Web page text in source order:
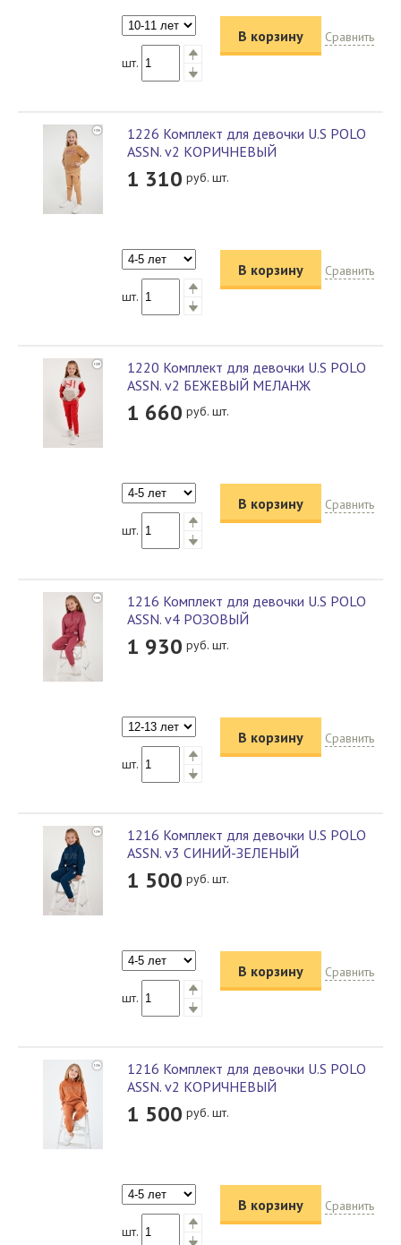
шт.
В корзину Сравнить
1226 Комплект для девочки U.S POLO
ASSN. v2 КОРИЧНЕВЫЙ
1 310 руб. шт.
шт.
В корзину Сравнить
1220 Комплект для девочки U.S POLO
ASSN. v2 БЕЖЕВЫЙ МЕЛАНЖ
1 660 руб. шт.
шт.
В корзину Сравнить
1216 Комплект для девочки U.S POLO
ASSN. v4 РОЗОВЫЙ
1 930 руб. шт.
шт.
В корзину Сравнить
1216 Комплект для девочки U.S POLO
ASSN. v3 СИНИЙ-ЗЕЛЕНЫЙ
1 500 руб. шт.
шт.
В корзину Сравнить
1216 Комплект для девочки U.S POLO
ASSN. v2 КОРИЧНЕВЫЙ
1 500 руб. шт.
шт.
В корзину Сравнить